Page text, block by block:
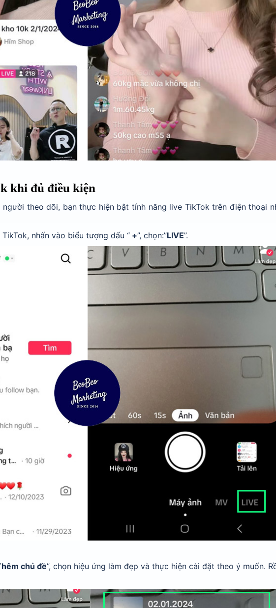
khi đủ điều kiện
người theo dõi, bạn thực hiện bật tính năng live TikTok trên điện thoại
nhấn vào biểu tượng dấu “ +”, chọn:”LIVE”.
chủ đề”, chọn hiệu ứng làm đẹp và thực hiện cài đặt theo ý muốn.